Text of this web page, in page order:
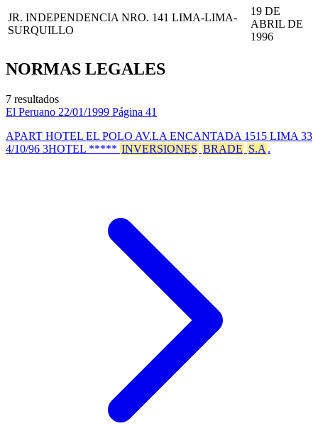
JR. INDEPENDENCIA NRO. 141 LIMA-LIMA-
SURQUILLO
19 DE
ABRIL DE
1996
NORMAS LEGALES
7 resultados
El Peruano 22/01/1999 Página 41
APART HOTEL EL POLO AV.LA ENCANTADA 1515 LIMA 33
4/10/96 3HOTEL ***** INVERSIONES BRADE S.A .